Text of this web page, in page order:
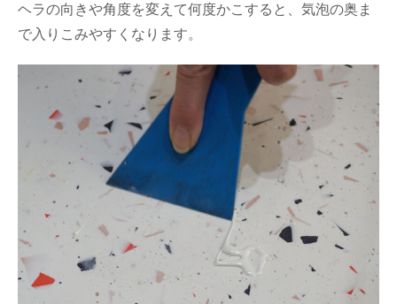
ヘラの向きや角度を変えて何度かこすると、気泡の奥ま
で入りこみやすくなります。